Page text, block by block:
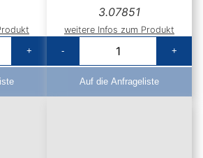
+
3.07851
weitere Infos zum Produkt
-
+
Auf die Anfrageliste